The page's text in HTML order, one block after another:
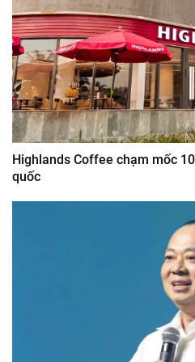
Highlands Coffee chạm mốc
quốc